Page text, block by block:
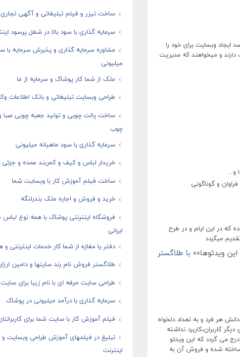
وبسایت برای خود را
و میخواهند که مدیریت
و…
و گوناگونی
آموزش طراحی سایت 100000 تومان بوده که در این ایام و در طرح
ویدئوها»» با طلاگستر
هر فرد و به تعداد دلخواه
کاربران،کاربرد نداشته
می گردد که این ویدئو
شده و فروش آن به
ساخت تیزر و فیلم تبلیغاتی و آگهی
سرمایه گذاری با سود بالا در شغل پرسود
مشاوره سرمایه گذاری و پذیرش سرمایه با
میلیونی
ملک از شما کار پوشاک و سرمایه از ما
طراحی وبسایت تبلیغاتی و بانک اطلاعات
ساخت پالت چوبی و تولید جعبه چوبی
چوب
سرمایه گذاری با سود ماهیانه میلیونی
خریدار لباس و کیف و کمربند عمده و جزئی
ساخت فیلم آموزش کار با وبسایت شما
خرید و فروش و اجاره ملک بندرلنگه
فروشگاه اینترنتی پوشاک با همه نوع
ایرانی
دفتر یا مغازه از شما کار خدمات اینترنتی و
طلاگستر فروش نام رند سایتها و دامین
طراحی سایت حرفه ای با نام زیبا برای سایت
سرمایه گذاری با درآمد میلیونی در پوشاک
فیلم آموزش کار با سایت شما برای
تبلیغ در فیلمهای آموزش طراحی وبسایت
اینترنت